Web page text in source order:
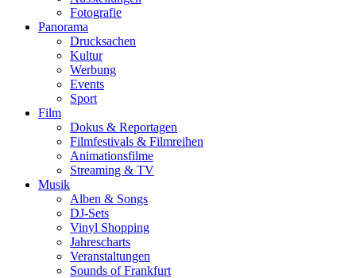
Fotografie
Panorama
Drucksachen
Kultur
Werbung
Events
Sport
Film
Dokus & Reportagen
Filmfestivals & Filmreihen
Animationsfilme
Streaming & TV
Musik
Alben & Songs
DJ-Sets
Vinyl Shopping
Jahrescharts
Veranstaltungen
Sounds of Frankfurt